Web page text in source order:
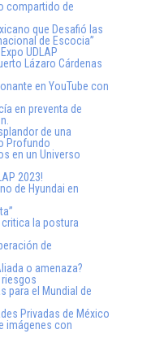
compartido de
que Desafió las
de Escocia”
UDLAP
Lázaro Cárdenas
en YouTube con
en preventa de
de una
Profundo
en un Universo
2023!
de Hyundai en
critica la postura
de
o amenaza?
para el Mundial de
Privadas de México
imágenes con